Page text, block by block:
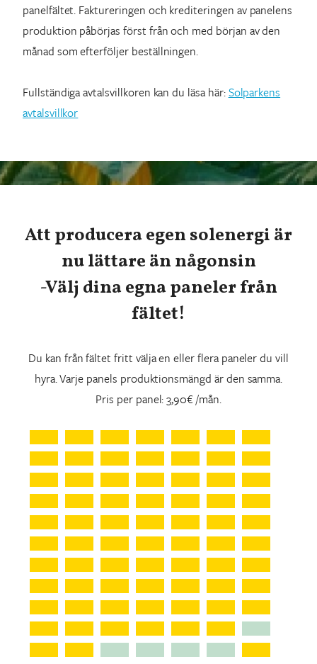
panelfältet. Faktureringen och krediteringen av panelens
produktion påbörjas först från och med början av den
månad som efterföljer beställningen.
Fullständiga avtalsvillkoren kan du läsa här:Solparkens
avtalsvillkor
Att producera egen solenergi är
nu lättare än någonsin
-Välj dina egna paneler från
fältet!
Du kan från fältet fritt välja en eller flera paneler du vill
hyra. Varje panels produktionsmängd är den samma.
Pris per panel: 3,90€ /mån.